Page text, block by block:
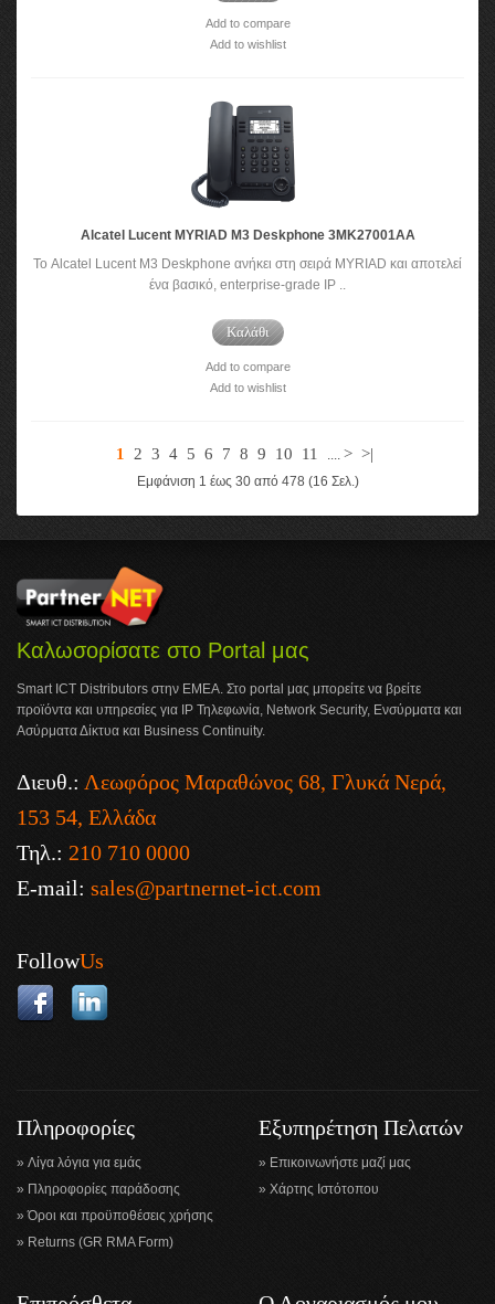
Add to compare
Add to wishlist
Alcatel Lucent MYRIAD M3 Deskphone 3MK27001AA
Το Alcatel Lucent M3 Deskphone ανήκει στη σειρά MYRIAD και αποτελεί
ένα βασικό, enterprise-grade IP ..
Καλάθι
Add to compare
Add to wishlist
1 2 3 4 5 6 7 8 9 10 11 .... > >|
Εμφάνιση 1 έως 30 από 478 (16 Σελ.)
Καλωσορίσατε στο Portal μας
Smart ICT Distributors στην ΕΜΕΑ. Στο portal μας μπορείτε να βρείτε
προϊόντα και υπηρεσίες για IP Τηλεφωνία, Network Security, Ενσύρματα και
Ασύρματα Δίκτυα και Business Continuity.
Διευθ.: Λεωφόρος Μαραθώνος 68, Γλυκά Νερά,
153 54, Ελλάδα
Τηλ.: 210 710 0000
E-mail: sales@partnernet-ict.com
FollowUs
Πληροφορίες
Λίγα λόγια για εμάς
Πληροφορίες παράδοσης
Όροι και προϋποθέσεις χρήσης
Returns (GR RMA Form)
Εξυπηρέτηση Πελατών
Επικοινωνήστε μαζί μας
Χάρτης Ιστότοπου